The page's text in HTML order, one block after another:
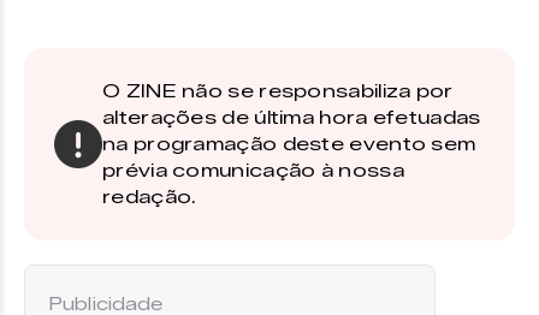
O ZINE não se responsabiliza por
alterações de última hora efetuadas
na programação deste evento sem
prévia comunicação à nossa
redação.
Publicidade